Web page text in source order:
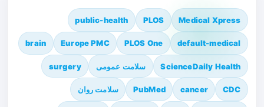
Medical Xpress
PLOS
public-health
default-medical
PLOS One
Europe PMC
brain
ScienceDaily Health سلامت عمومی surgery
CDC
cancer
PubMed سلامت روان